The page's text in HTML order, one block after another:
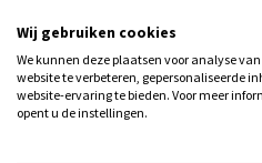
onze actieve bedrijfsuitjes:
Stepspeurtocht in Den
outdoor teamuitje met
Wij gebruiken cookies
We kunnen deze plaatsen voor analyse
website te verbeteren, gepersonaliseerde
website-ervaring te bieden. Voor meer
opent u de instellingen.